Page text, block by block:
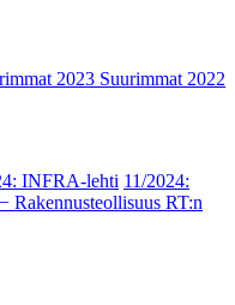
2023 Suurimmat 2022
INFRA-lehti 11/2024:
Rakennusteollisuus RT:n